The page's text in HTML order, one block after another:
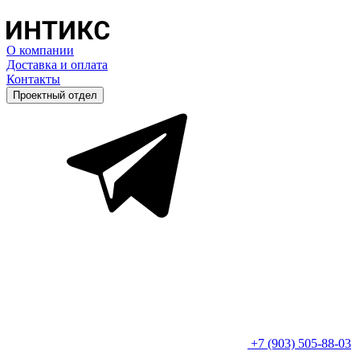
О компании
Доставка и оплата
Контакты
Проектный отдел
+7 (903) 505-88-03